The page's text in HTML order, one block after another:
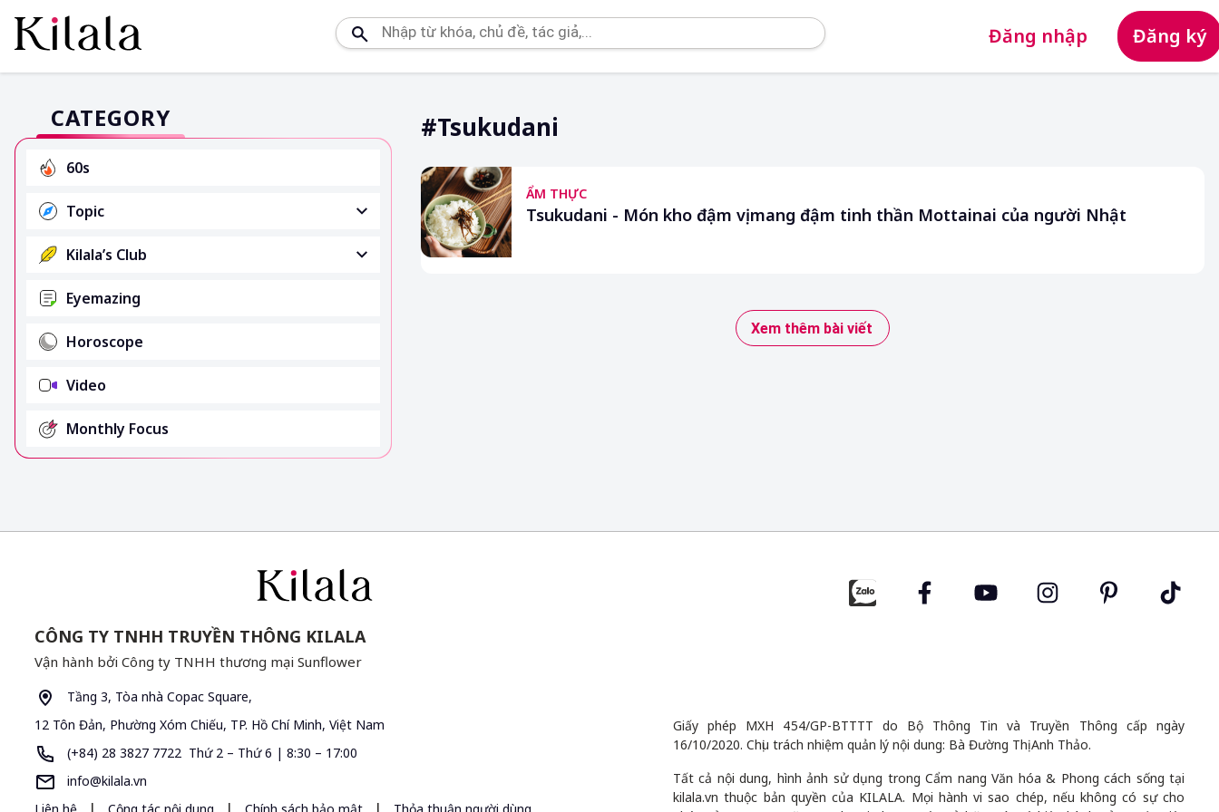
Đăng nhập Đăng ký
CATEGORY
60s
Topic
Kilala’s Club
Eyemazing
Horoscope
Video
Monthly Focus
#tsukudani
ẨM THỰC
Tsukudani - Món kho đậm vị mang đậm tinh thần Mottainai của người Nhật
Xem thêm bài viết
CÔNG TY TNHH TRUYỀN THÔNG KILALA
Vận hành bởi Công ty TNHH thương mại Sunflower
Tầng 3, Tòa nhà Copac Square,
12 Tôn Đản, Phường Xóm Chiếu, TP. Hồ Chí Minh, Việt Nam
(+84) 28 3827 7722 Thứ 2 – Thứ 6 | 8:30 – 17:00
info@kilala.vn
| | |
Giấy phép MXH 454/GP-BTTTT do Bộ Thông Tin và Truyền Thông cấp ngày
16/10/2020. Chịu trách nhiệm quản lý nội dung: Bà Đường Thị Anh Thảo.
Tất cả nội dung, hình ảnh sử dụng trong Cẩm nang Văn hóa & Phong cách sống tại
kilala.vn thuộc bản quyền của KILALA. Mọi hành vi sao chép, nếu không có sự cho